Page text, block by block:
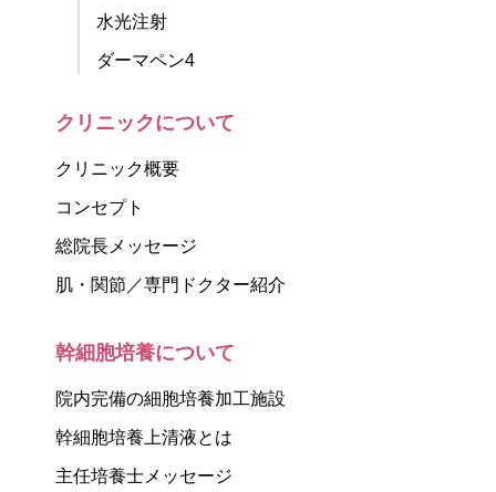
水光注射
ダーマペン4
クリニックについて
クリニック概要
コンセプト
総院長メッセージ
肌・関節／専門ドクター紹介
幹細胞培養について
院内完備の細胞培養加工施設
幹細胞培養上清液とは
主任培養士メッセージ